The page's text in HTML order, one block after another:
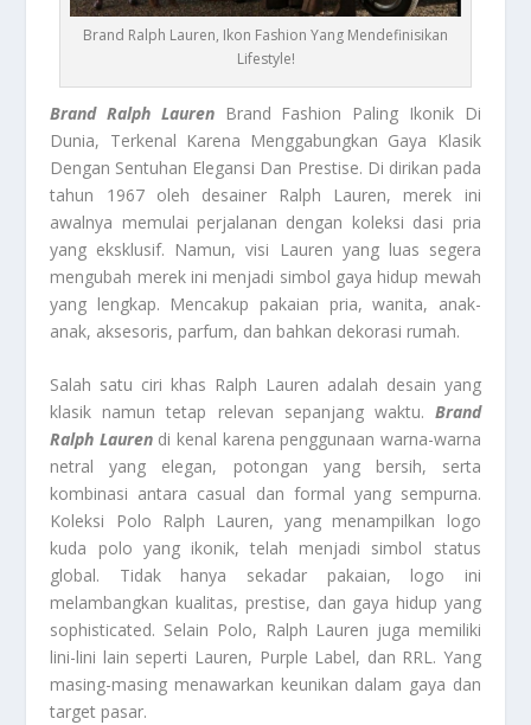
Brand Ralph Lauren, Ikon Fashion Yang Mendefinisikan
Lifestyle!
Brand Ralph LaurenBrand Fashion Paling Ikonik Di
Dunia, Terkenal Karena Menggabungkan Gaya Klasik
Dengan Sentuhan Elegansi Dan Prestise. Di dirikan pada
tahun 1967 oleh desainer Ralph Lauren, merek ini
awalnya memulai perjalanan dengan koleksi dasi pria
yang eksklusif. Namun, visi Lauren yang luas segera
mengubah merek ini menjadi simbol gaya hidup mewah
yang lengkap. Mencakup pakaian pria, wanita, anak-
anak, aksesoris, parfum, dan bahkan dekorasi rumah.
Salah satu ciri khas Ralph Lauren adalah desain yang
klasik namun tetap relevan sepanjang waktu. Brand
Ralph Laurendi kenal karena penggunaan warna-warna
netral yang elegan, potongan yang bersih, serta
kombinasi antara casual dan formal yang sempurna.
Koleksi Polo Ralph Lauren, yang menampilkan logo
kuda polo yang ikonik, telah menjadi simbol status
global. Tidak hanya sekadar pakaian, logo ini
melambangkan kualitas, prestise, dan gaya hidup yang
sophisticated. Selain Polo, Ralph Lauren juga memiliki
lini-lini lain seperti Lauren, Purple Label, dan RRL. Yang
masing-masing menawarkan keunikan dalam gaya dan
target pasar.